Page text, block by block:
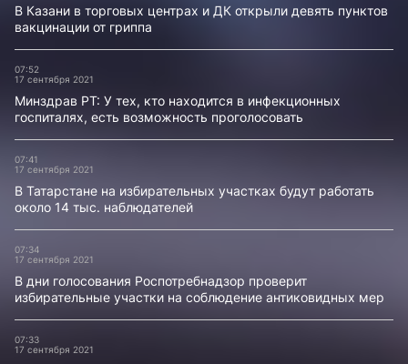
В Казани в торговых центрах и ДК открыли девять пунктов
вакцинации от гриппа
07:52
17 сентября 2021
Минздрав РТ: У тех, кто находится в инфекционных
госпиталях, есть возможность проголосовать
07:41
17 сентября 2021
В Татарстане на избирательных участках будут работать
около 14 тыс. наблюдателей
07:34
17 сентября 2021
В дни голосования Роспотребнадзор проверит
избирательные участки на соблюдение антиковидных мер
07:33
17 сентября 2021